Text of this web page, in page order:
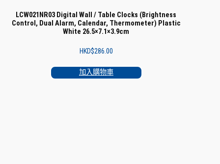
LCW021NR03 Digital Wall / Table Clocks (Brightness
Control, Dual Alarm, Calendar, Thermometer) Plastic
White 26.5×7.1×3.9cm
HKD$286.00
加入購物車